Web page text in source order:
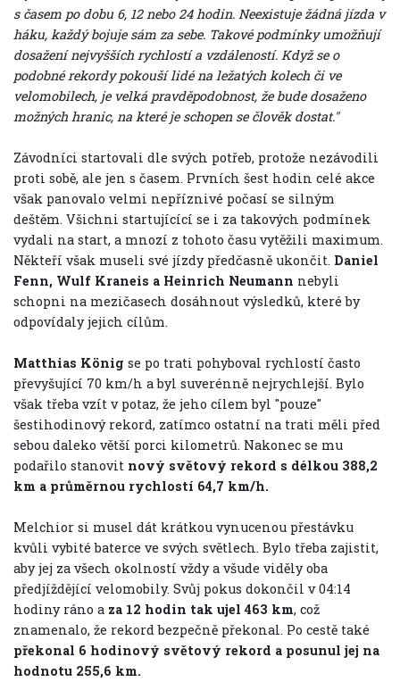
s časem po dobu 6, 12 nebo 24 hodin. Neexistuje žádná jízda v
háku, každý bojuje sám za sebe. Takové podmínky umožňují
dosažení nejvyšších rychlostí a vzdáleností. Když se o
podobné rekordy pokouší lidé na ležatých kolech či ve
velomobilech, je velká pravděpodobnost, že bude dosaženo
možných hranic, na které je schopen se člověk dostat."
Závodníci startovali dle svých potřeb, protože nezávodili
proti sobě, ale jen s časem. Prvních šest hodin celé akce
však panovalo velmi nepříznivé počasí se silným
deštěm. Všichni startujícící se i za takových podmínek
vydali na start, a mnozí z tohoto času vytěžili maximum.
Někteří však museli své jízdy předčasně ukončit. Daniel
Fenn, Wulf Kraneis a Heinrich Neumann nebyli
schopni na mezičasech dosáhnout výsledků, které by
odpovídaly jejich cílům.
Matthias König se po trati pohyboval rychlostí často
převyšující 70 km/h a byl suverénně nejrychlejší. Bylo
však třeba vzít v potaz, že jeho cílem byl "pouze"
šestihodinový rekord, zatímco ostatní na trati měli před
sebou daleko větší porci kilometrů. Nakonec se mu
podařilo stanovit nový světový rekord s délkou 388,2
km a průměrnou rychlostí 64,7 km/h.
Melchior si musel dát krátkou vynucenou přestávku
kvůli vybité baterce ve svých světlech. Bylo třeba zajistit,
aby jej za všech okolností vždy a všude viděly oba
předjíždějící velomobily. Svůj pokus dokončil v 04:14
hodiny ráno a za 12 hodin tak ujel 463 km, což
znamenalo, že rekord bezpečně překonal. Po cestě také
překonal 6 hodinový světový rekord a posunul jej na
hodnotu 255,6 km.